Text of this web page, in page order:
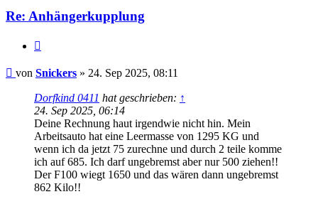
Re: Anhängerkupplung
Beitrag
von Snickers » 24. Sep 2025, 08:11
Dorfkind 0411 hat geschrieben: ↑
24. Sep 2025, 06:14
Deine Rechnung haut irgendwie nicht hin. Mein
Arbeitsauto hat eine Leermasse von 1295 KG und
wenn ich da jetzt 75 zurechne und durch 2 teile komme
ich auf 685. Ich darf ungebremst aber nur 500 ziehen!!
Der F100 wiegt 1650 und das wären dann ungebremst
862 Kilo!!